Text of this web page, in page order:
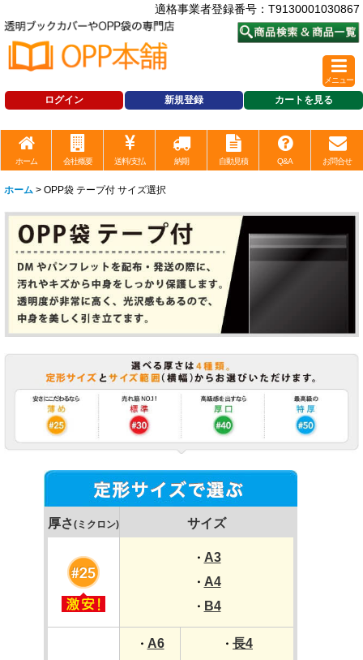
適格事業者登録番号：T9130001030867
ログイン 新規登録 カートを見る
メニュー
ホーム 会社概要 送料/支払 納期 自動見積 Q&A お問合せ
ホーム > OPP袋 テープ付 サイズ選択
厚さ(ミクロン) サイズ
・ A3
・ A4
・ B4
・ A6 ・ 長4